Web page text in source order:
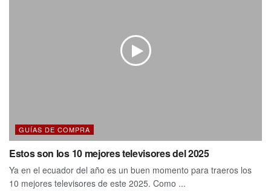
GUÍAS DE COMPRA
Estos son los 10 mejores televisores del 2025
Ya en el ecuador del año es un buen momento para traeros los
10 mejores televisores de este 2025. Como ...